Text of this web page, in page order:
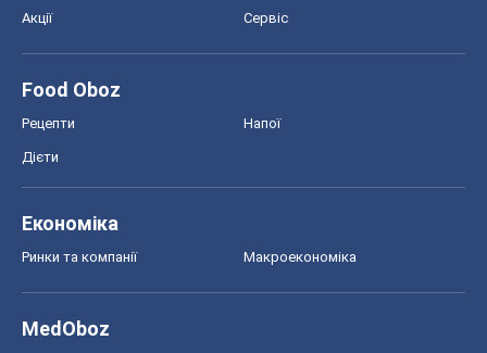
Акції Сервіс
Food Oboz
Рецепти Напої
Дієти
Економіка
Ринки та компанії Макроекономіка
MedOboz